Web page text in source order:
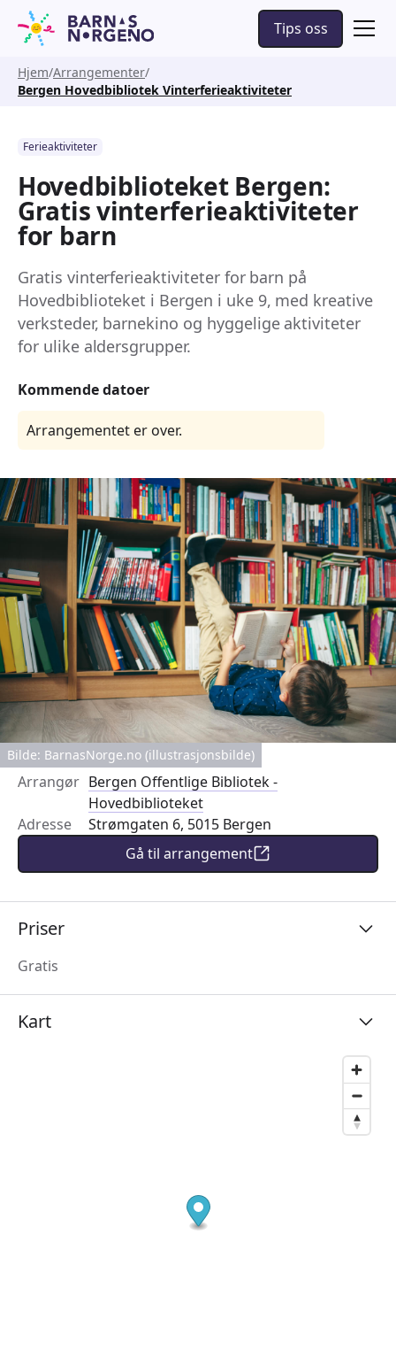
Tips oss
Hjem Arrangementer
Bergen Hovedbibliotek Vinterferieaktiviteter
Ferieaktiviteter
Hovedbiblioteket Bergen:
Gratis vinterferieaktiviteter
for barn
Gratis vinterferieaktiviteter for barn på
Hovedbiblioteket i Bergen i uke 9, med kreative
verksteder, barnekino og hyggelige aktiviteter
for ulike aldersgrupper.
Kommende datoer
Arrangementet er over.
Bilde: BarnasNorge.no (illustrasjonsbilde)
Arrangør Bergen Offentlige Bibliotek -
Hovedbiblioteket
Adresse
Strømgaten 6, 5015 Bergen
Gå til arrangement
Priser
Gratis
Kart